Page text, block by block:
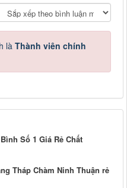
là Thành viên chính
Số 1 Giá Rẻ Chất
Tháp Chàm Ninh Thuận rẻ